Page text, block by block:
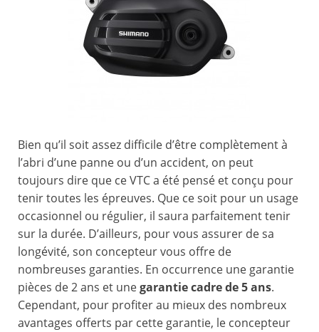
Bien qu’il soit assez difficile d’être complètement à
l’abri d’une panne ou d’un accident, on peut
toujours dire que ce VTC a été pensé et conçu pour
tenir toutes les épreuves. Que ce soit pour un usage
occasionnel ou régulier, il saura parfaitement tenir
sur la durée. D’ailleurs, pour vous assurer de sa
longévité, son concepteur vous offre de
nombreuses garanties. En occurrence une garantie
pièces de 2 ans et unegarantie cadre de 5 ans.
Cependant, pour profiter au mieux des nombreux
avantages offerts par cette garantie, le concepteur